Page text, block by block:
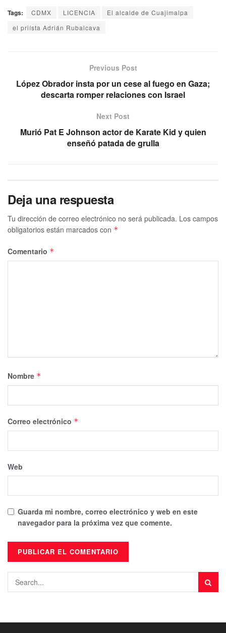
Tags: CDMX LICENCIA
El alcalde de Cuajimalpa
el priísta Adrián Rubalcava
Previous Post
López Obrador insta por un cese al fuego en Gaza;
descarta romper relaciones con Israel
Next Post
Murió Pat E Johnson actor de Karate Kid y quien
enseñó patada de grulla
Deja una respuesta
Tu dirección de correo electrónico no será publicada. Los campos
obligatorios están marcados con *
Comentario *
Nombre *
Correo electrónico *
Web
Guarda mi nombre, correo electrónico y web en este
navegador para la próxima vez que comente.